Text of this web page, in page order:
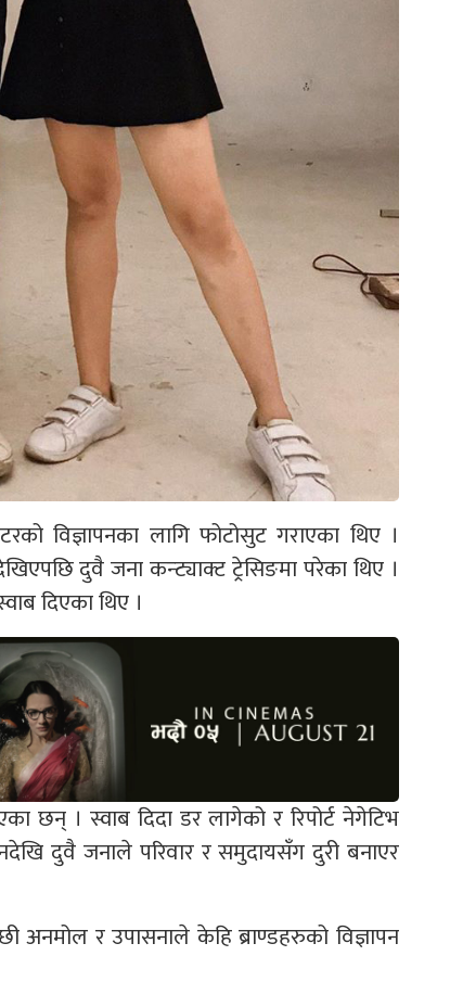
विज्ञापनका लागि फोटोसुट गराएका थिए ।
दुवै जना कन्ट्याक्ट ट्रेसिङमा परेका थिए ।
दिएका थिए ।
छन् । स्वाब दिदा डर लागेको र रिपोर्ट नेगेटिभ
दुवै जनाले परिवार र समुदायसँग दुरी बनाएर
र उपासनाले केहि ब्राण्डहरुको विज्ञापन